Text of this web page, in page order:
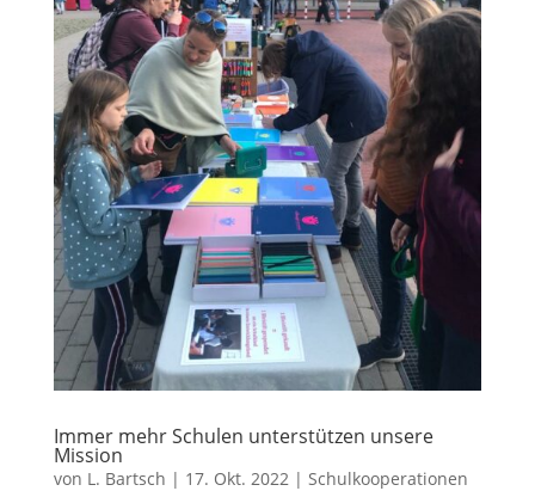
Immer mehr Schulen unterstützen unsere
Mission
von L. Bartsch | 17. Okt. 2022 | Schulkooperationen